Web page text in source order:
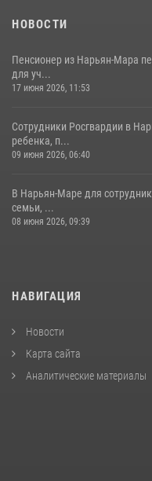
НОВОСТИ
Пенсионер из Нарьян-Мара
для уч...
17 июня 2026, 11:53
Сотрудники Росгвардии в
ребенка, п...
09 июня 2026, 06:40
В Нарьян-Маре для
семьи, ...
08 июня 2026, 09:39
НАВИГАЦИЯ
Новости
Карта сайта
Аналитические материалы